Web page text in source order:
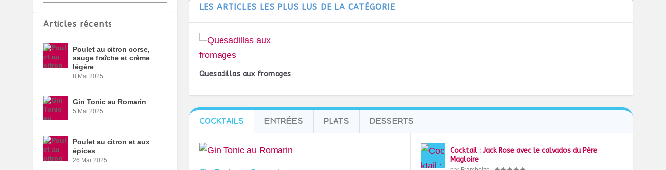
LES ARTICLES LES PLUS LUS DE LA CATÉGORIE
Quesadillas aux fromages
COCKTAILS ENTRÉES PLATS DESSERTS
Cocktail : Jack Rose avec le calvados du Père
Magloire
Articles récents
Poulet au citron corse,
sauge fraîche et crème
légère
8 Mai 2025
Gin Tonic au Romarin
5 Mai 2025
Poulet au citron et aux
épices
26 Mar 2025